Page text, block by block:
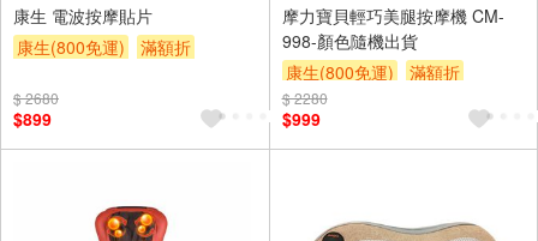
康生 電波按摩貼片
康生(800免運)
滿額折
$ 2680
$899
摩力寶貝輕巧美腿按摩機 CM-
998-顏色隨機出貨
康生(800免運)
滿額折
$ 2280
$999